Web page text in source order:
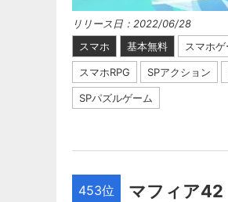
リリース日：2022/06/28
スマホ
基本無料 スマホゲ
スマホRPG SPアクション
SPパズルゲーム
453位 マフィア42